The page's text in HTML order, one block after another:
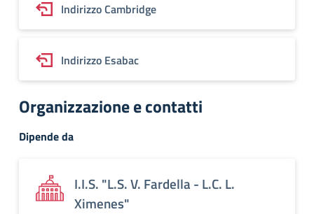
Indirizzo Cambridge
Indirizzo Esabac
Organizzazione e contatti
Dipende da
I.I.S. "L.S. V. Fardella - L.C. L.
Ximenes"